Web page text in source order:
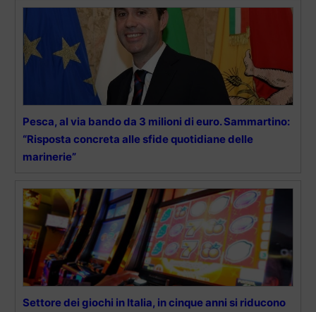
Pesca, al via bando da 3 milioni di euro. Sammartino:
“Risposta concreta alle sfide quotidiane delle
marinerie”
Settore dei giochi in Italia, in cinque anni si riducono